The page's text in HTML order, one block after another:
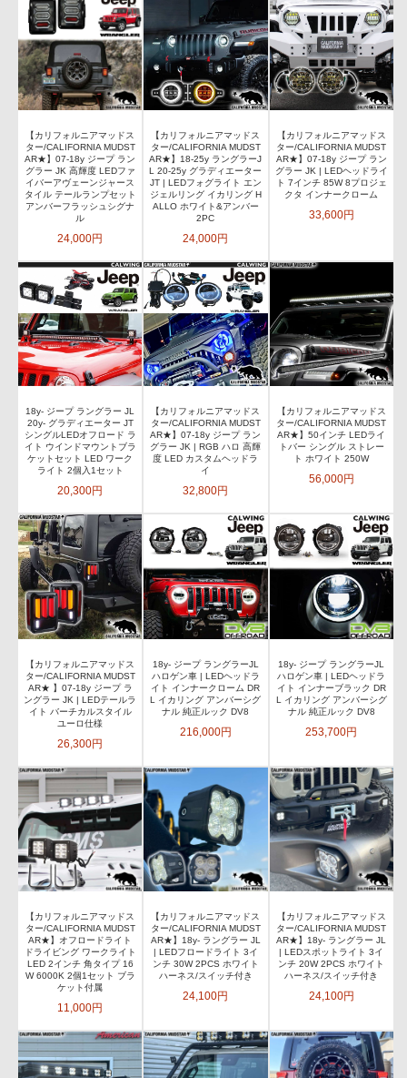
【カリフォルニアマッドス
ター/CALIFORNIA MUDST
AR★】07-18y ジープ ラン
グラー JK 高輝度 LEDファ
イバーアヴェーンジャース
タイル テールランプセット
アンバーフラッシュシグナ
ル
24,000円
【カリフォルニアマッドス
ター/CALIFORNIA MUDST
AR★】18-25y ラングラーJ
L 20-25y グラディエーター
JT | LEDフォグライト エン
ジェルリング イカリング H
ALLO ホワイト&アンバー
2PC
24,000円
【カリフォルニアマッドス
ター/CALIFORNIA MUDST
AR★】07-18y ジープ ラン
グラー JK | LEDヘッドライ
ト 7インチ 85W 8プロジェ
クタ インナークローム
33,600円
18y- ジープ ラングラー JL
20y- グラディエーター JT
シングルLEDオフロード ラ
イト ウインドマウントブラ
ケットセット LED ワーク
ライト 2個入1セット
20,300円
【カリフォルニアマッドス
ター/CALIFORNIA MUDST
AR★】07-18y ジープ ラン
グラー JK | RGB ハロ 高輝
度 LED カスタムヘッドラ
イ
32,800円
【カリフォルニアマッドス
ター/CALIFORNIA MUDST
AR★】50インチ LEDライ
トバー シングル ストレー
ト ホワイト 250W
56,000円
【カリフォルニアマッドス
ター/CALIFORNIA MUDST
AR★ 】07-18y ジープ ラ
ングラー JK | LEDテールラ
イト バーチカルスタイル
ユーロ仕様
26,300円
18y- ジープ ラングラーJL
ハロゲン車 | LEDヘッドラ
イト インナークローム DR
L イカリング アンバーシグ
ナル 純正ルック DV8
216,000円
18y- ジープ ラングラーJL
ハロゲン車 | LEDヘッドラ
イト インナーブラック DR
L イカリング アンバーシグ
ナル 純正ルック DV8
253,700円
【カリフォルニアマッドス
ター/CALIFORNIA MUDST
AR★】オフロードライト
ドライビング ワークライト
LED 2インチ 角タイプ 16
W 6000K 2個1セット ブラ
ケット付属
11,000円
【カリフォルニアマッドス
ター/CALIFORNIA MUDST
AR★】18y- ラングラー JL
| LEDフロードライト 3イ
ンチ 30W 2PCS ホワイト
ハーネス/スイッチ付き
24,100円
【カリフォルニアマッドス
ター/CALIFORNIA MUDST
AR★】18y- ラングラー JL
| LEDスポットライト 3イ
ンチ 20W 2PCS ホワイト
ハーネス/スイッチ付き
24,100円